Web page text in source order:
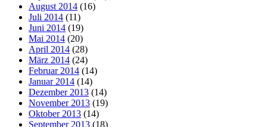
August 2014 (16)
Juli 2014 (11)
Juni 2014 (19)
Mai 2014 (20)
April 2014 (28)
März 2014 (24)
Februar 2014 (14)
Januar 2014 (14)
Dezember 2013 (14)
November 2013 (19)
Oktober 2013 (14)
September 2013 (18)